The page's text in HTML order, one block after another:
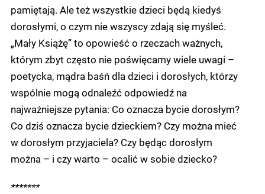
pamiętają. Ale też wszystkie dzieci będą kiedyś
dorosłymi, o czym nie wszyscy zdają się myśleć.
„Mały Książę” to opowieść o rzeczach ważnych,
którym zbyt często nie poświęcamy wiele uwagi –
poetycka, mądra baśń dla dzieci i dorosłych, którzy
wspólnie mogą odnaleźć odpowiedź na
najważniejsze pytania: Co oznacza bycie dorosłym?
Co dziś oznacza bycie dzieckiem? Czy można mieć
w dorosłym przyjaciela? Czy będąc dorosłym
można – i czy warto – ocalić w sobie dziecko?
*******